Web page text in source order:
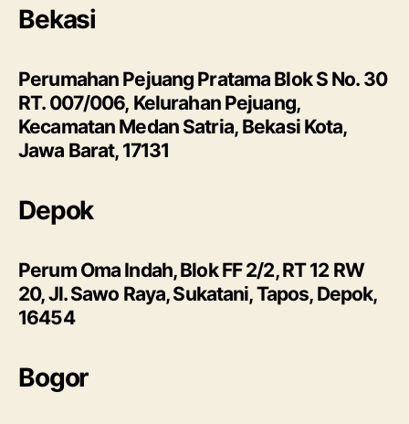
Bekasi
Perumahan Pejuang Pratama Blok S No. 30
RT. 007/006, Kelurahan Pejuang,
Kecamatan Medan Satria, Bekasi Kota,
Jawa Barat, 17131
Depok
Perum Oma Indah, Blok FF 2/2, RT 12 RW
20, Jl. Sawo Raya, Sukatani, Tapos, Depok,
16454
Bogor